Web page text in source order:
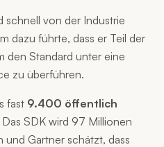
schnell von der Industrie
dazu führte, dass er Teil der
den Standard unter eine
zu überführen.
fast 9.400 öffentlich
Das SDK wird 97 Millionen
Gartner schätzt, dass